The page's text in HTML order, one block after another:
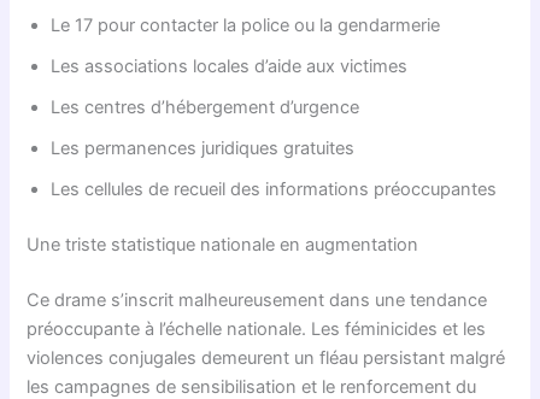
Le 17 pour contacter la police ou la gendarmerie
Les associations locales d’aide aux victimes
Les centres d’hébergement d’urgence
Les permanences juridiques gratuites
Les cellules de recueil des informations préoccupantes
Une triste statistique nationale en augmentation
Ce drame s’inscrit malheureusement dans une tendance
préoccupante à l’échelle nationale. Les féminicides et les
violences conjugales demeurent un fléau persistant malgré
les campagnes de sensibilisation et le renforcement du